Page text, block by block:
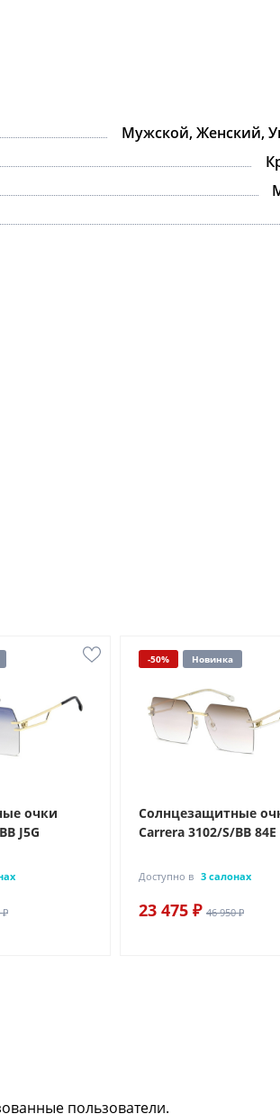
Мужской, Женский,
очки
J5G
₽
-50% Новинка
Солнцезащитные
Carrera 3102/S/BB 84E
Доступно в 3 салонах
23 475 ₽ 46 950 ₽
пользователи.